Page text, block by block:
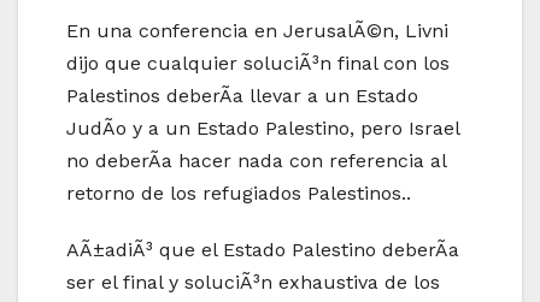
En una conferencia en JerusalÃ©n, Livni
dijo que cualquier soluciÃ³n final con los
Palestinos deberÃ­a llevar a un Estado
JudÃ­o y a un Estado Palestino, pero Israel
no deberÃ­a hacer nada con referencia al
retorno de los refugiados Palestinos..
AÃ±adiÃ³ que el Estado Palestino deberÃ­a
ser el final y soluciÃ³n exhaustiva de los